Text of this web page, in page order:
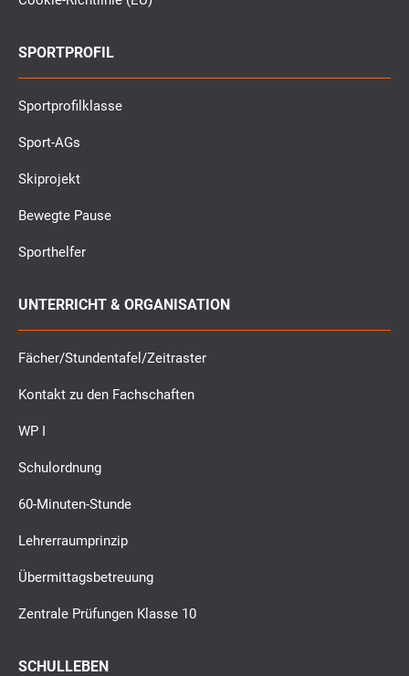
SPORTPROFIL
Sportprofilklasse
Sport-AGs
Skiprojekt
Bewegte Pause
Sporthelfer
UNTERRICHT & ORGANISATION
Fächer/Stundentafel/Zeitraster
Kontakt zu den Fachschaften
WP I
Schulordnung
60-Minuten-Stunde
Lehrerraumprinzip
Übermittagsbetreuung
Zentrale Prüfungen Klasse 10
SCHULLEBEN